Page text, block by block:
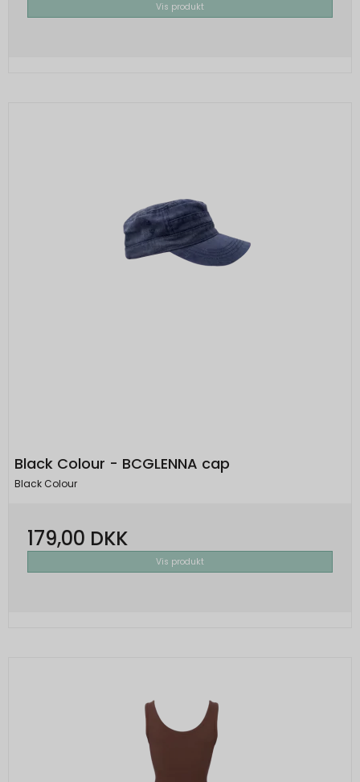
Vis produkt
Black Colour - BCGLENNA cap
Black Colour
179,00 DKK
Vis produkt